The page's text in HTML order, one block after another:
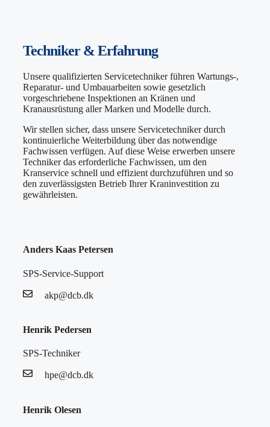
Techniker & Erfahrung
Unsere qualifizierten Servicetechniker führen Wartungs-,
Reparatur- und Umbauarbeiten sowie gesetzlich
vorgeschriebene Inspektionen an Kränen und
Kranausrüstung aller Marken und Modelle durch.
Wir stellen sicher, dass unsere Servicetechniker durch
kontinuierliche Weiterbildung über das notwendige
Fachwissen verfügen. Auf diese Weise erwerben unsere
Techniker das erforderliche Fachwissen, um den
Kranservice schnell und effizient durchzuführen und so
den zuverlässigsten Betrieb Ihrer Kraninvestition zu
gewährleisten.
Anders Kaas Petersen
SPS-Service-Support
akp@dcb.dk
Henrik Pedersen
SPS-Techniker
hpe@dcb.dk
Henrik Olesen